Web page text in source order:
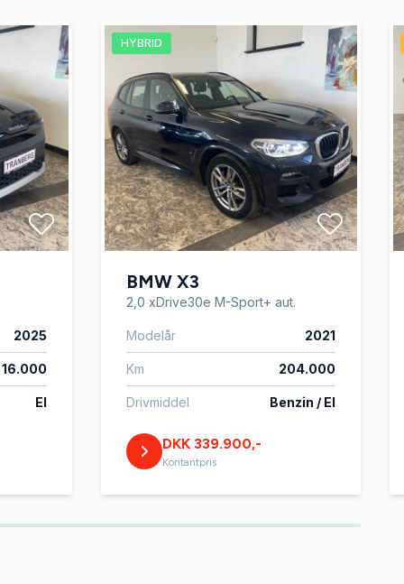
2025
16.000
El
HYBRID
BMW X3
2,0 xDrive30e M-Sport+ aut.
Modelår 2021
Km 204.000
Drivmiddel Benzin / El
DKK 339.900,-
Kontantpris